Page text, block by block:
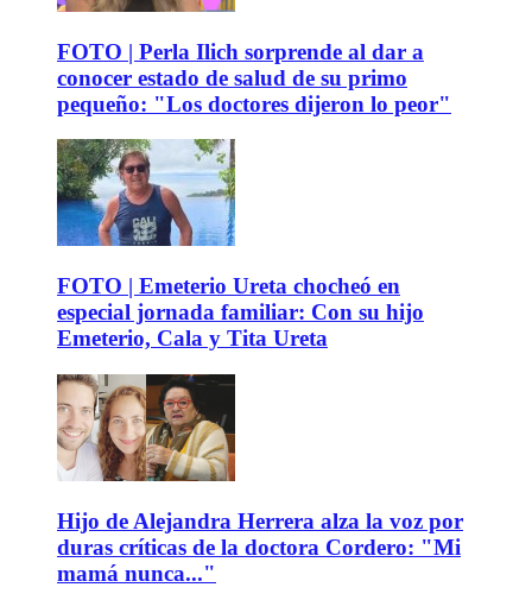
FOTO | Perla Ilich sorprende al dar a
conocer estado de salud de su primo
pequeño: "Los doctores dijeron lo peor"
FOTO | Emeterio Ureta chocheó en
especial jornada familiar: Con su hijo
Emeterio, Cala y Tita Ureta
Hijo de Alejandra Herrera alza la voz por
duras críticas de la doctora Cordero: "Mi
mamá nunca..."